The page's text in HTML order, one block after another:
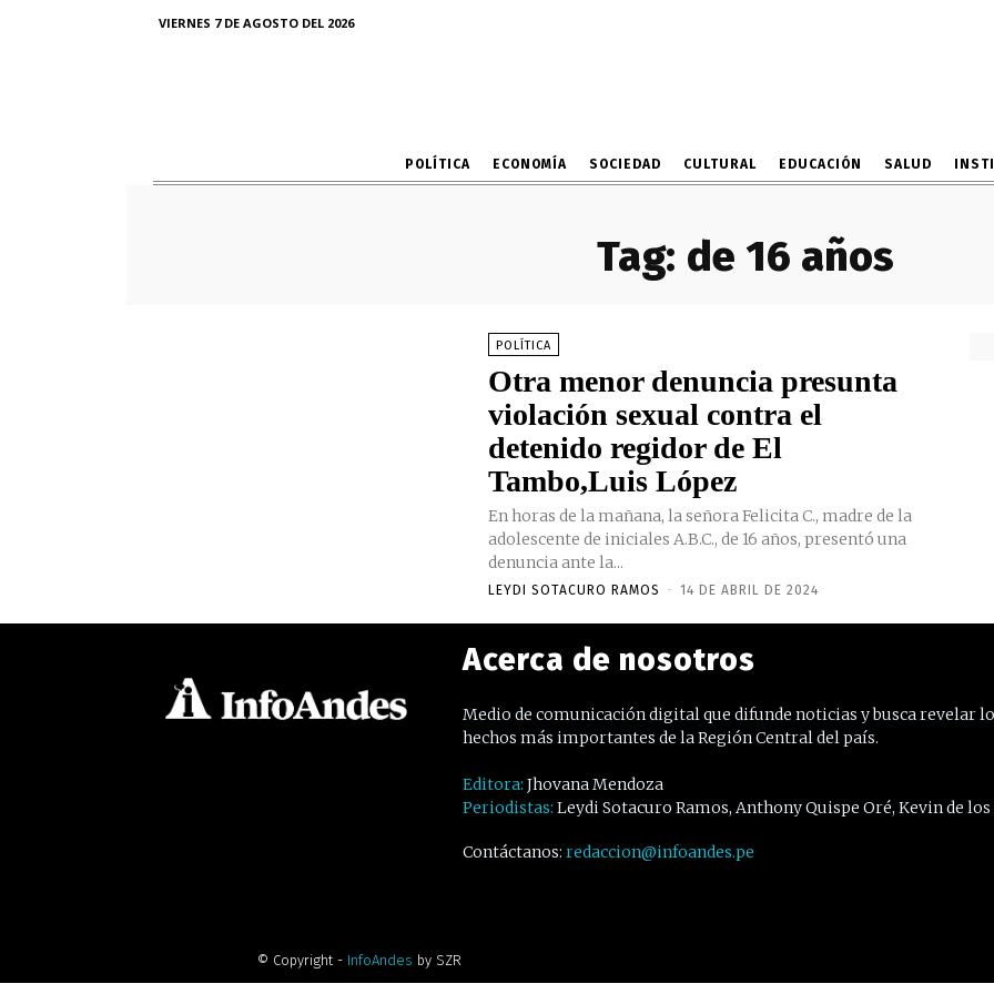
VIERNES 7 DE AGOSTO DEL 2026
POLÍTICA ECONOMÍA SOCIEDAD CULTURAL EDUCACIÓN SALUD
Tag: de 16 años
POLÍTICA
Otra menor denuncia presunta
violación sexual contra el
detenido regidor de El
Tambo,Luis López
En horas de la mañana, la señora Felicita C., madre de la
adolescente de iniciales A.B.C., de 16 años, presentó una
denuncia ante la...
LEYDI SOTACURO RAMOS - 14 DE ABRIL DE 2024
Acerca de nosotros
Medio de comunicación digital que difunde noticias y busca revelar
hechos más importantes de la Región Central del país.
Editora: Jhovana Mendoza
Periodistas: Leydi Sotacuro Ramos, Anthony Quispe Oré, Kevin de los
Contáctanos: redaccion@infoandes.pe
© Copyright - InfoAndes by SZR